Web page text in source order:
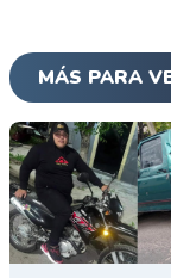
MÁS PARA